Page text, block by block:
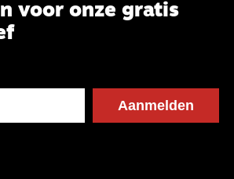
voor onze gratis